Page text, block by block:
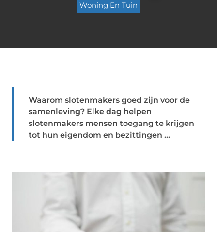
Woning En Tuin
Waarom slotenmakers goed zijn voor de
samenleving? Elke dag helpen
slotenmakers mensen toegang te krijgen
tot hun eigendom en bezittingen ...